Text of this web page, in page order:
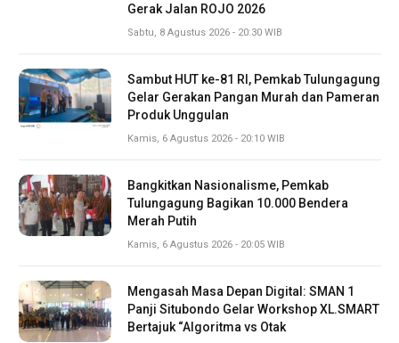
Gerak Jalan ROJO 2026
Sabtu, 8 Agustus 2026 - 20:30 WIB
Sambut HUT ke-81 RI, Pemkab Tulungagung
Gelar Gerakan Pangan Murah dan Pameran
Produk Unggulan
Kamis, 6 Agustus 2026 - 20:10 WIB
Bangkitkan Nasionalisme, Pemkab
Tulungagung Bagikan 10.000 Bendera
Merah Putih
Kamis, 6 Agustus 2026 - 20:05 WIB
Mengasah Masa Depan Digital: SMAN 1
Panji Situbondo Gelar Workshop XL.SMART
Bertajuk “Algoritma vs Otak